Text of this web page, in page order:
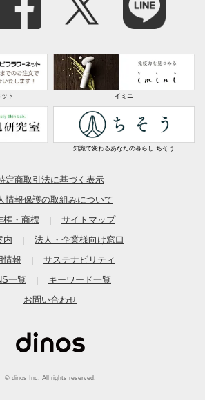
ト イミニ
知識で変わるあなたの暮らし ちそう
定商取引法に基づく表示
情報保護の取組みについて
権・商標
サイトマップ
内
法人・企業様向け窓口
情報
サステナビリティ
一覧
キーワード一覧
お問い合わせ
© dinos Inc. All rights reserved.